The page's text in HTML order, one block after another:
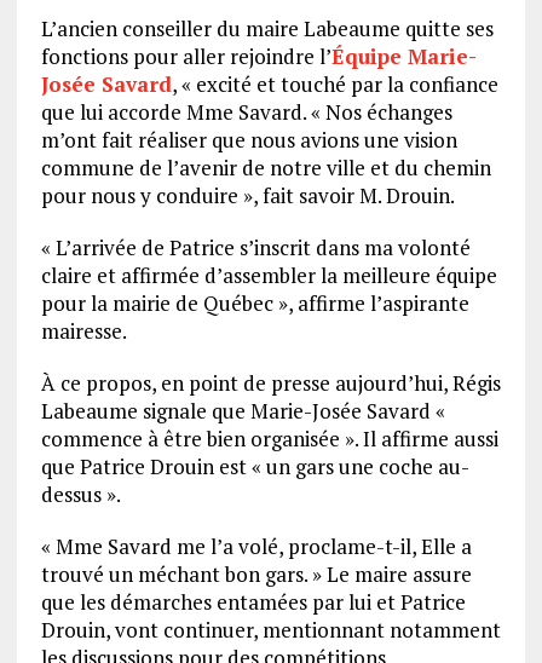
L’ancien conseiller du maire Labeaume quitte ses
fonctions pour aller rejoindre l’Équipe Marie-
Josée Savard, « excité et touché par la confiance
que lui accorde Mme Savard. « Nos échanges
m’ont fait réaliser que nous avions une vision
commune de l’avenir de notre ville et du chemin
pour nous y conduire », fait savoir M. Drouin.
« L’arrivée de Patrice s’inscrit dans ma volonté
claire et affirmée d’assembler la meilleure équipe
pour la mairie de Québec », affirme l’aspirante
mairesse.
À ce propos, en point de presse aujourd’hui, Régis
Labeaume signale que Marie-Josée Savard «
commence à être bien organisée ». Il affirme aussi
que Patrice Drouin est « un gars une coche au-
dessus ».
« Mme Savard me l’a volé, proclame-t-il, Elle a
trouvé un méchant bon gars. » Le maire assure
que les démarches entamées par lui et Patrice
Drouin, vont continuer, mentionnant notamment
les discussions pour des compétitions